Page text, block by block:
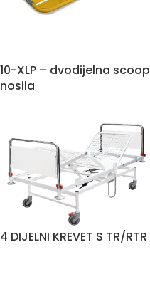
10-XLP – dvodijelna scoop
nosila
4 DIJELNI KREVET S TR/RTR